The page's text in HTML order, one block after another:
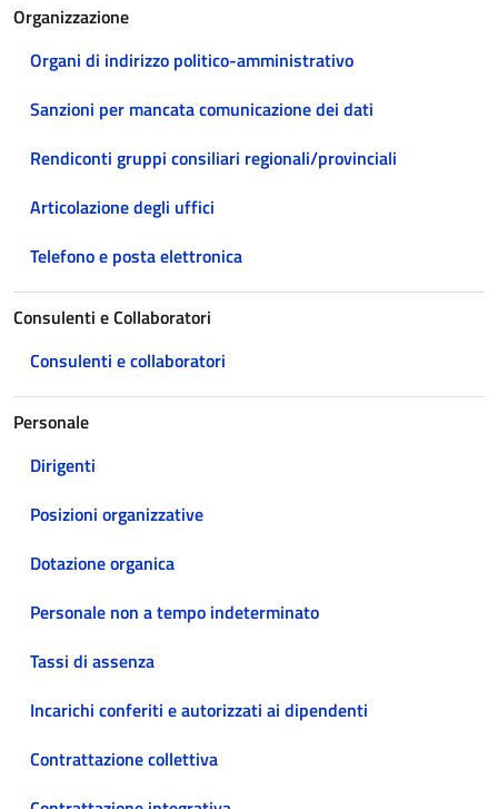
Organizzazione
Organi di indirizzo politico-amministrativo
Sanzioni per mancata comunicazione dei dati
Rendiconti gruppi consiliari regionali/provinciali
Articolazione degli uffici
Telefono e posta elettronica
Consulenti e Collaboratori
Consulenti e collaboratori
Personale
Dirigenti
Posizioni organizzative
Dotazione organica
Personale non a tempo indeterminato
Tassi di assenza
Incarichi conferiti e autorizzati ai dipendenti
Contrattazione collettiva